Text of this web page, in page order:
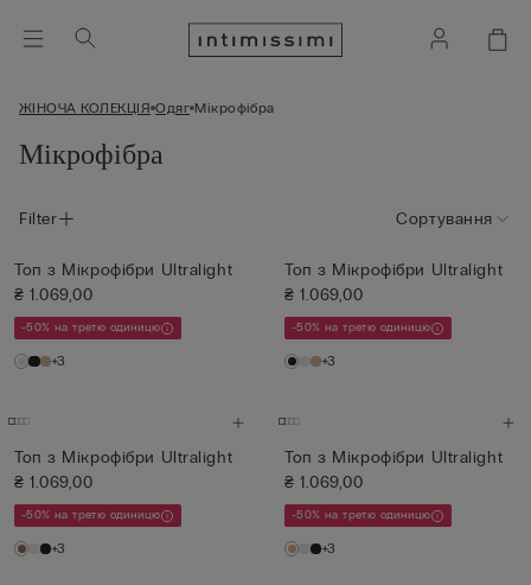
ЖІНОЧА КОЛЕКЦІЯ Одяг Мікрофібра
Мікрофібра
Filter Сортування
Топ з Мікрофібри Ultralight
₴ 1.069,00
-50% на третю одиницю
+3
Топ з Мікрофібри Ultralight
₴ 1.069,00
-50% на третю одиницю
+3
Топ з Мікрофібри Ultralight
₴ 1.069,00
-50% на третю одиницю
+3
Топ з Мікрофібри Ultralight
₴ 1.069,00
-50% на третю одиницю
+3